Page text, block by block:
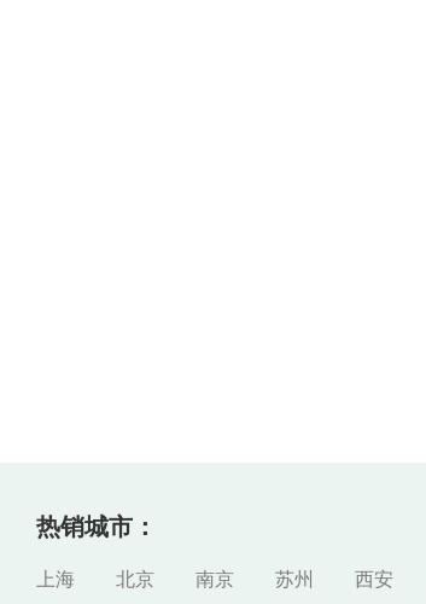
热销城市：
上海 北京 南京 苏州 西安